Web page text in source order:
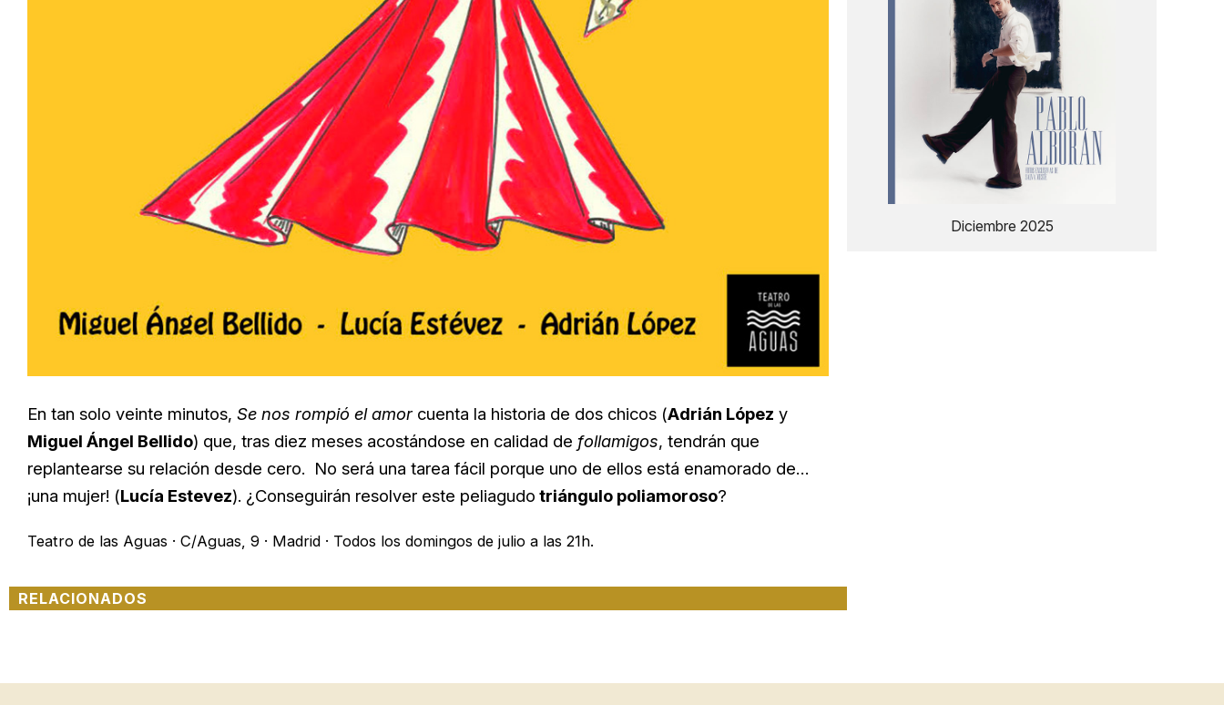
En tan solo veinte minutos, Se nos rompió el amor cuenta la historia de dos chicos (Adrián López y
Miguel Ángel Bellido) que, tras diez meses acostándose en calidad de follamigos, tendrán que
replantearse su relación desde cero. No será una tarea fácil porque uno de ellos está enamorado de…
¡una mujer! (Lucía Estevez). ¿Conseguirán resolver este peliagudo triángulo poliamoroso?
Teatro de las Aguas · C/Aguas, 9 · Madrid · Todos los domingos de julio a las 21h.
RELACIONADOS
Diciembre 2025